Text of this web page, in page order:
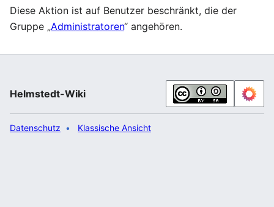
Diese Aktion ist auf Benutzer beschränkt, die der
Gruppe „Administratoren“ angehören.
Helmstedt-Wiki
Datenschutz Klassische Ansicht